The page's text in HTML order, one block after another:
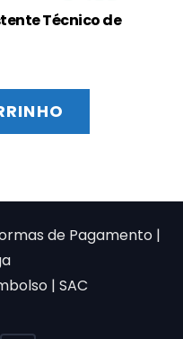
Técnico de
de Pagamento|
| SAC